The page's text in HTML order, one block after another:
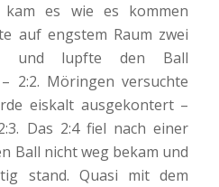
es wie es kommen
auf engstem Raum zwei
und lupfte den Ball
2:2. Möringen versuchte
eiskalt ausgekontert –
Das 2:4 fiel nach einer
Ball nicht weg bekam und
stand. Quasi mit dem